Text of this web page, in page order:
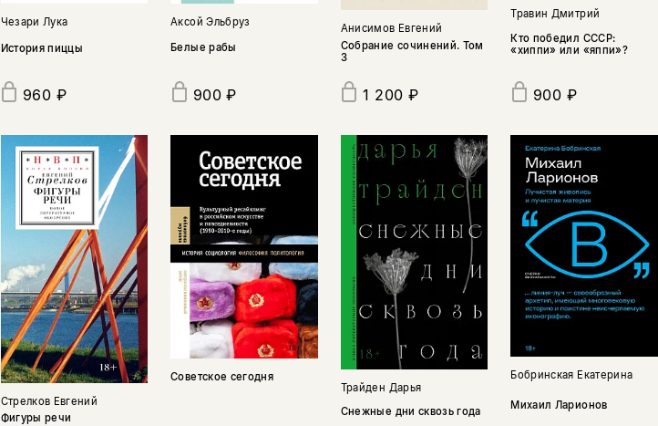
Чезари Лука
История пиццы
960 ₽
Аксой Эльбруз
Белые рабы
900 ₽
Анисимов Евгений
Собрание сочинений. Том
3
1 200 ₽
Травин Дмитрий
Кто победил СССР:
«хиппи» или «яппи»?
900 ₽
Стрелков Евгений
Фигуры речи
Советское сегодня
Трайден Дарья
Снежные дни сквозь года
Бобринская Екатерина
Михаил Ларионов